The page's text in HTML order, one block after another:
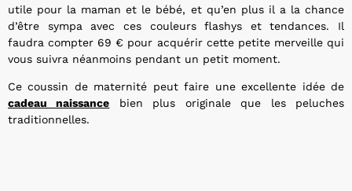
utile pour la maman et le bébé, et qu’en plus il a la chance
d’être sympa avec ces couleurs flashys et tendances. Il
faudra compter 69 € pour acquérir cette petite merveille qui
vous suivra néanmoins pendant un petit moment.
Ce coussin de maternité peut faire une excellente idée de
cadeau naissance bien plus originale que les peluches
traditionnelles.